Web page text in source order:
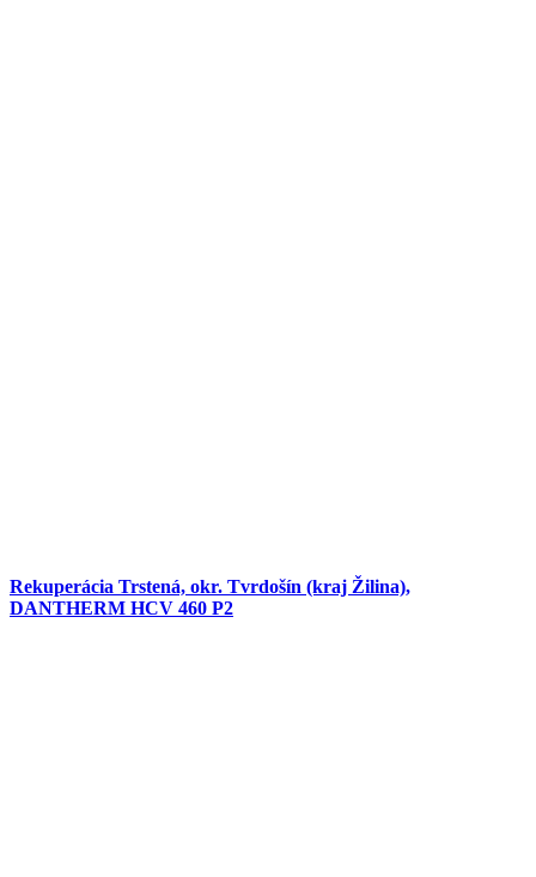
Rekuperácia Trstená, okr. Tvrdošín (kraj Žilina),
DANTHERM HCV 460 P2